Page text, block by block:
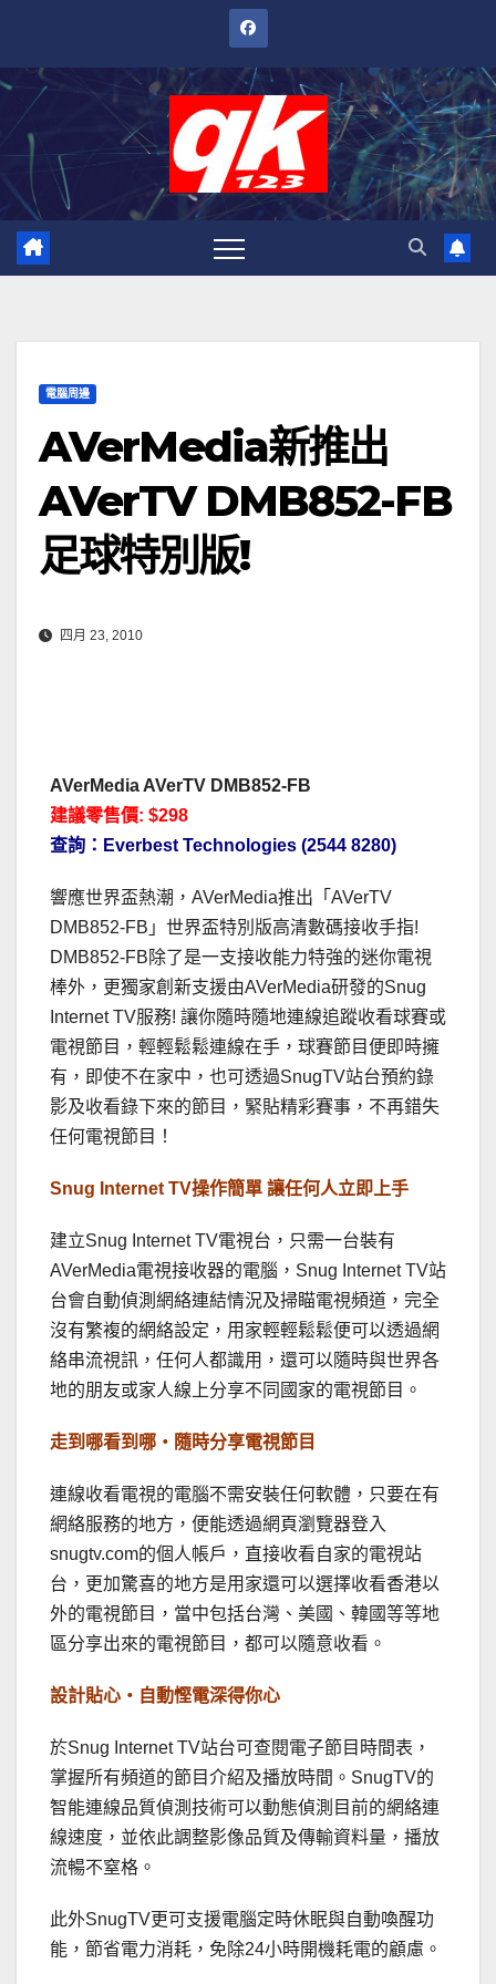
內
電腦周邊
AVerMedia新推出
AVerTV DMB852-FB
足球特別版!
四月 23, 2010
AVerMedia AVerTV DMB852-FB
建議零售價: $298
查詢：Everbest Technologies (2544 8280)
響應世界盃熱潮，AVerMedia推出「AVerTV
DMB852-FB」世界盃特別版高清數碼接收手指!
DMB852-FB除了是一支接收能力特強的迷你電視
棒外，更獨家創新支援由AVerMedia研發的Snug
Internet TV服務! 讓你隨時隨地連線追蹤收看球賽或
電視節目，輕輕鬆鬆連線在手，球賽節目便即時擁
有，即使不在家中，也可透過SnugTV站台預約錄
影及收看錄下來的節目，緊貼精彩賽事，不再錯失
任何電視節目！
Snug Internet TV操作簡單 讓任何人立即上手
建立Snug Internet TV電視台，只需一台裝有
AVerMedia電視接收器的電腦，Snug Internet TV站
台會自動偵測網絡連結情況及掃瞄電視頻道，完全
沒有繁複的網絡設定，用家輕輕鬆鬆便可以透過網
絡串流視訊，任何人都識用，還可以隨時與世界各
地的朋友或家人線上分享不同國家的電視節目。
走到哪看到哪‧隨時分享電視節目
連線收看電視的電腦不需安裝任何軟體，只要在有
網絡服務的地方，便能透過網頁瀏覽器登入
snugtv.com的個人帳戶，直接收看自家的電視站
台，更加驚喜的地方是用家還可以選擇收看香港以
外的電視節目，當中包括台灣、美國、韓國等等地
區分享出來的電視節目，都可以隨意收看。
設計貼心‧自動慳電深得你心
於Snug Internet TV站台可查閱電子節目時間表，
掌握所有頻道的節目介紹及播放時間。SnugTV的
智能連線品質偵測技術可以動態偵測目前的網絡連
線速度，並依此調整影像品質及傳輸資料量，播放
流暢不窒格。
此外SnugTV更可支援電腦定時休眠與自動喚醒功
能，節省電力消耗，免除24小時開機耗電的顧慮。